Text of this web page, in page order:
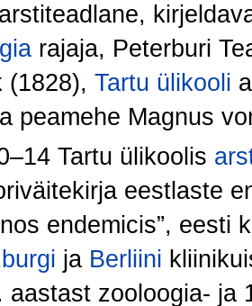
rajaja, Peterburi
(1828), Tartu ülikooli
peamehe Magnus
Tartu ülikoolis
eestlaste
endemicis”, eesti
ja Berliini
aastast zooloogia- ja